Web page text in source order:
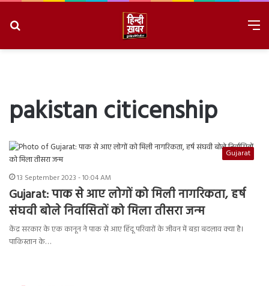
pakistan citicenship
Gujarat
13 September 2023 - 10:04 AM
Gujarat: पाक से आए लोगों को मिली नागरिकता, हर्ष
संघवी बोले निर्वासितों को मिला तीसरा जन्‍म
केंद्र सरकार के एक कानून ने पाक से आए हिंदू परिवारों के जीवन में बडा बदलाव क्या है।
पाकिस्‍तान के…